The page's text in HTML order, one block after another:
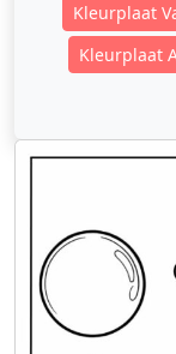
Kleurplaat
Kleurplaat